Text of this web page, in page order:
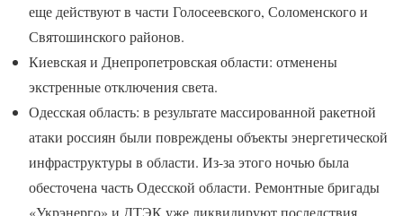
еще действуют в части Голосеевского, Соломенского и
Святошинского районов.
Киевская и Днепропетровская области: отменены
экстренные отключения света.
Одесская область: в результате массированной ракетной
атаки россиян были повреждены объекты энергетической
инфраструктуры в области. Из-за этого ночью была
обесточена часть Одесской области. Ремонтные бригады
«Укрэнерго» и ДТЭК уже ликвидируют последствия